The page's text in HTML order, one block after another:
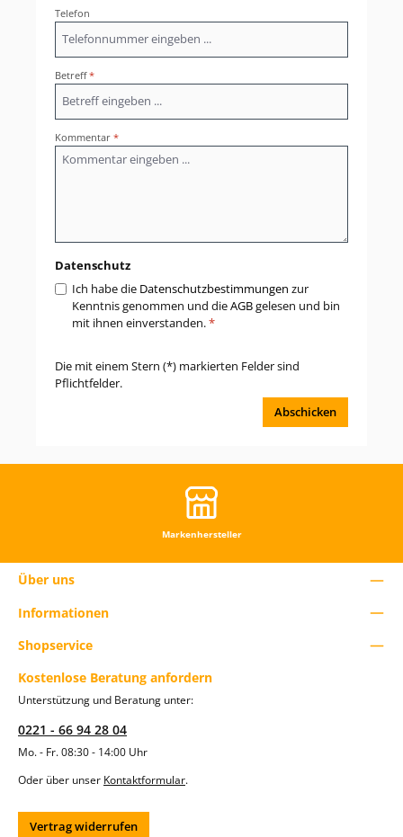
Telefon
Betreff*
Kommentar *
Datenschutz
Ich habe die Datenschutzbestimmungen zur
Kenntnis genommen und dieAGBgelesen und bin
mit ihnen einverstanden.*
Die mit einem Stern (*) markierten Felder sind
Pflichtfelder.
Abschicken
Markenhersteller
Über uns
Informationen
Shopservice
Kostenlose Beratung anfordern
Unterstützung und Beratung unter:
0221 - 66 94 28 04
Mo. - Fr. 08:30 - 14:00 Uhr
Oder über unser Kontaktformular.
Vertrag widerrufen